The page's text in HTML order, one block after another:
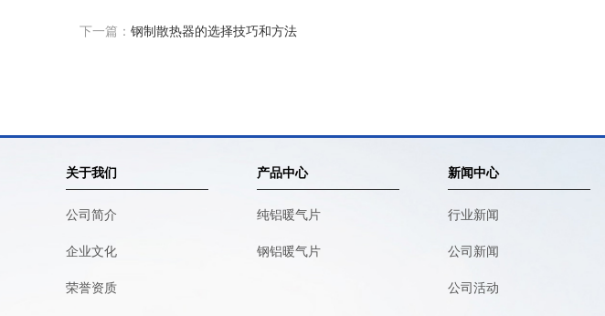
下一篇： 钢制散热器的选择技巧和方法
关于我们
公司简介
企业文化
荣誉资质
产品中心
纯铝暖气片
钢铝暖气片
新闻中心
行业新闻
公司新闻
公司活动